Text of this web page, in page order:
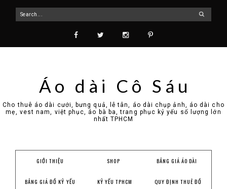
Áo dài Cô Sáu
Cho thuê áo dài cưới, bưng quả, lễ tân, áo dài chụp ảnh, áo dài cho
mẹ, vest nam, việt phục, áo bà ba, trang phục kỷ yếu số lượng lớn
nhất TPHCM
GIỚI THIỆU SHOP BẢNG GIÁ ÁO DÀI
BẢNG GIÁ ĐỒ KỶ YẾU KỶ YẾU TPHCM QUY ĐỊNH THUÊ ĐỒ